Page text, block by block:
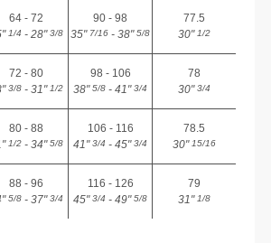
64 - 72
1/4 - 28"3/8
90 - 98
35"7/16 - 38"5/8
77.5
30"1/2
72 - 80
3/8 - 31"1/2
98 - 106
38"5/8 - 41"3/4
78
30"3/4
80 - 88
1/2 - 34"5/8
106 - 116
41"3/4 - 45"3/4
78.5
30"15/16
88 - 96
5/8 - 37"3/4
116 - 126
45"3/4 - 49"5/8
79
31"1/8